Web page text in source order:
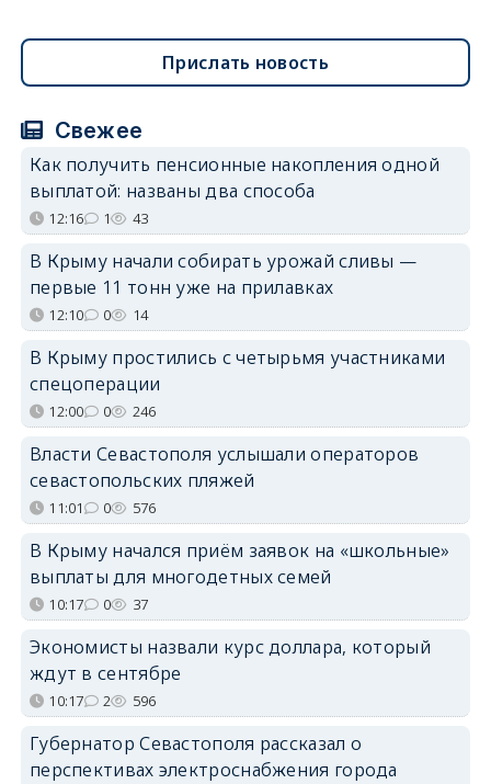
Прислать новость
Свежее
Как получить пенсионные накопления одной
выплатой: названы два способа
12:16 1 43
В Крыму начали собирать урожай сливы —
первые 11 тонн уже на прилавках
12:10 0 14
В Крыму простились с четырьмя участниками
спецоперации
12:00 0 246
Власти Севастополя услышали операторов
севастопольских пляжей
11:01 0 576
В Крыму начался приём заявок на «школьные»
выплаты для многодетных семей
10:17 0 37
Экономисты назвали курс доллара, который
ждут в сентябре
10:17 2 596
Губернатор Севастополя рассказал о
перспективах электроснабжения города